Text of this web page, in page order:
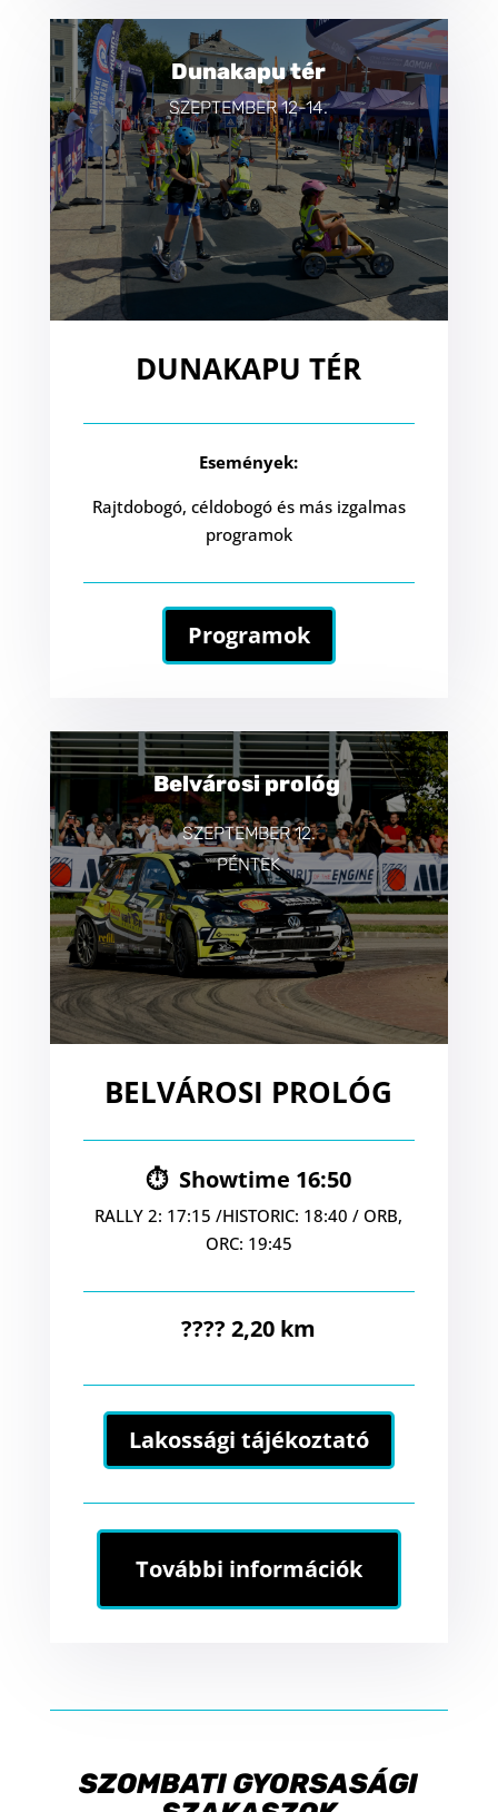
Dunakapu tér
SZEPTEMBER 12-14.
DUNAKAPU TÉR
Események:
Rajtdobogó, céldobogó és más izgalmas
programok
Programok
Belvárosi prológ
SZEPTEMBER 12.
PÉNTEK
BELVÁROSI PROLÓG
⏱ Showtime 16:50
RALLY 2: 17:15 /HISTORIC: 18:40 / ORB,
ORC: 19:45
???? 2,20 km
Lakossági tájékoztató
További információk
SZOMBATI GYORSASÁGI